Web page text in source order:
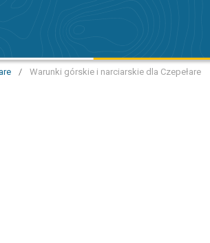
/ Warunki górskie i narciarskie dla Czepełare